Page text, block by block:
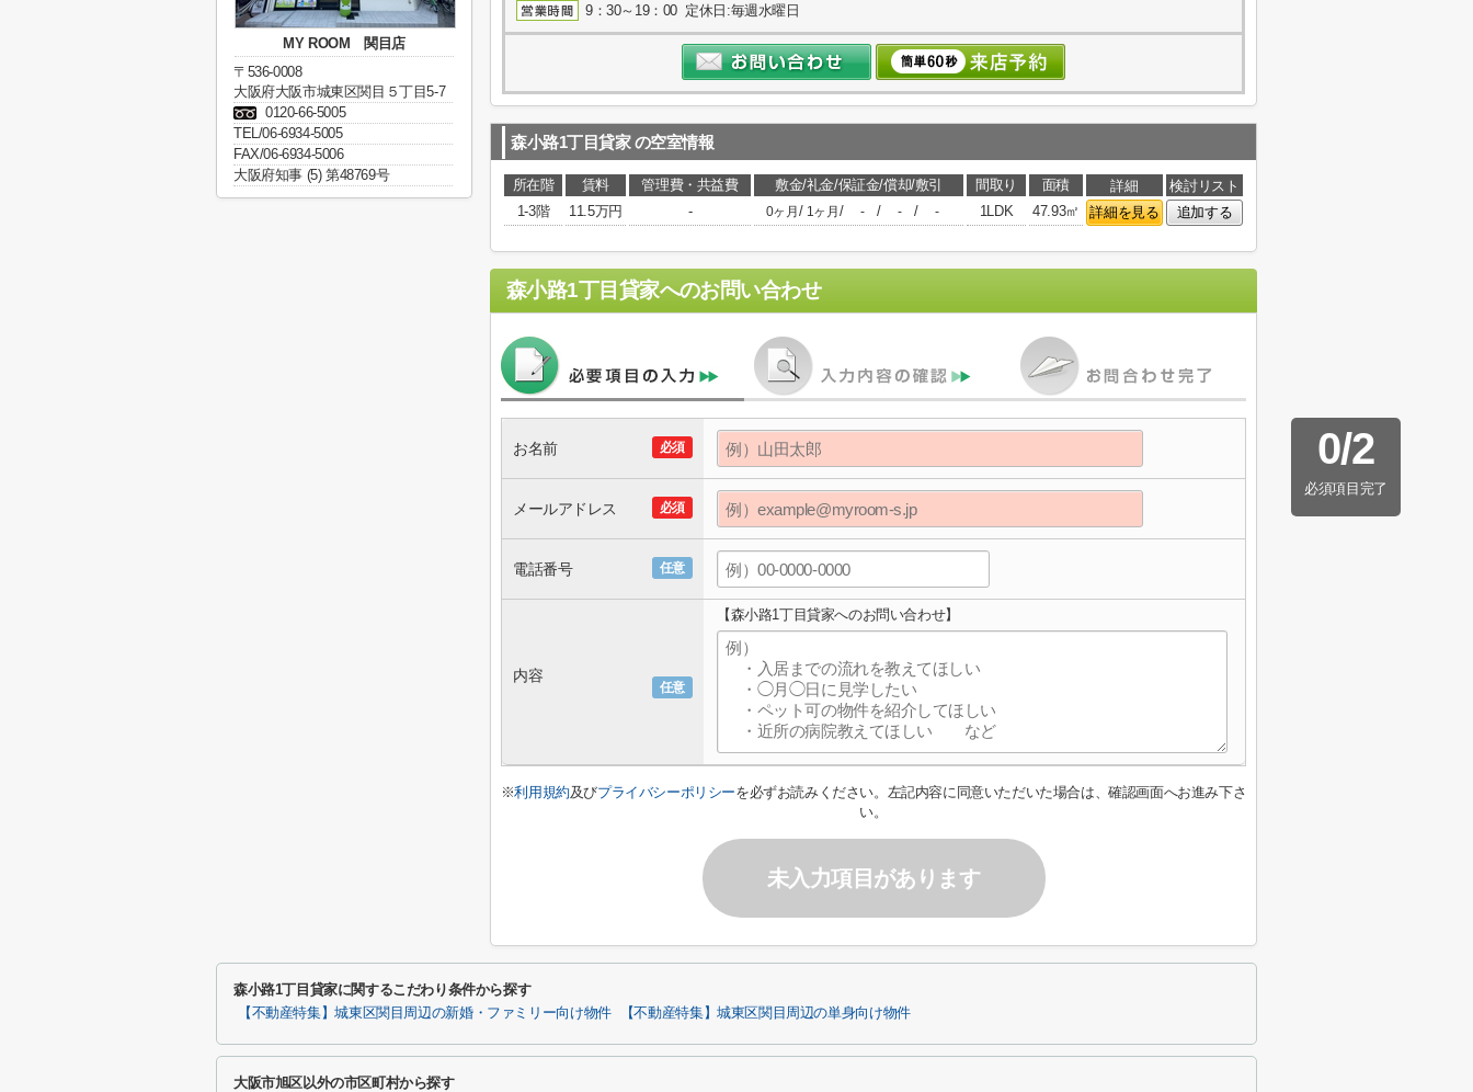
9：30～19：00 定休日:毎週水曜日
森小路1丁目貸家 の空室情報
所在階 賃料 管理費・共益費 敷金/礼金/保証金/償却/敷引 間取り 面積 詳細
検討リスト
1-3階
11.5万円 - 0ヶ月 / 1ヶ月 / - / - / - 1LDK 47.93㎡ 詳細を見る 追加する
森小路1丁目貸家へのお問い合わせ
0/2
必須項目完了
必須
お名前
必須
メールアドレス
任意
電話番号
任意
内容
【森小路1丁目貸家へのお問い合わせ】
※利用規約及びプライバシーポリシーを必ずお読みください。左記内容に同意いただいた場合は、確認画面へお進み下さ
い。
未入力項目があります
MY ROOM 関目店
〒536-0008
大阪府大阪市城東区関目５丁目5-7
0120-66-5005
TEL/06-6934-5005
FAX/06-6934-5006
大阪府知事 (5) 第48769号
森小路1丁目貸家に関するこだわり条件から探す
【不動産特集】城東区関目周辺の新婚・ファミリー向け物件 【不動産特集】城東区関目周辺の単身向け物件
大阪市旭区以外の市区町村から探す